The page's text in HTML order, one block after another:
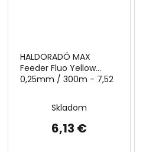
HALDORADÓ MAX
Feeder Fluo Yellow
0,25mm / 300m - 7,52
Skladom
6,13 €